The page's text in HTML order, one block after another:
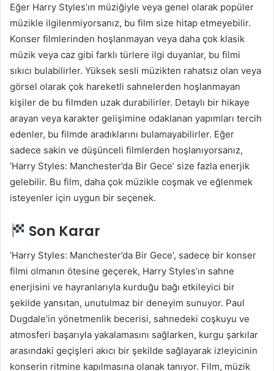
Eğer Harry Styles’ın müziğiyle veya genel olarak popüler
müzikle ilgilenmiyorsanız, bu film size hitap etmeyebilir.
Konser filmlerinden hoşlanmayan veya daha çok klasik
müzik veya caz gibi farklı türlere ilgi duyanlar, bu filmi
sıkıcı bulabilirler. Yüksek sesli müzikten rahatsız olan veya
görsel olarak çok hareketli sahnelerden hoşlanmayan
kişiler de bu filmden uzak durabilirler. Detaylı bir hikaye
arayan veya karakter gelişimine odaklanan yapımları tercih
edenler, bu filmde aradıklarını bulamayabilirler. Eğer
sadece sakin ve düşünceli filmlerden hoşlanıyorsanız,
‘Harry Styles: Manchester’da Bir Gece’ size fazla enerjik
gelebilir. Bu film, daha çok müzikle coşmak ve eğlenmek
isteyenler için uygun bir seçenek.
Son Karar
‘Harry Styles: Manchester’da Bir Gece’, sadece bir konser
filmi olmanın ötesine geçerek, Harry Styles’ın sahne
enerjisini ve hayranlarıyla kurduğu bağı etkileyici bir
şekilde yansıtan, unutulmaz bir deneyim sunuyor. Paul
Dugdale’in yönetmenlik becerisi, sahnedeki coşkuyu ve
atmosferi başarıyla yakalamasını sağlarken, kurgu şarkılar
arasındaki geçişleri akıcı bir şekilde sağlayarak izleyicinin
konserin ritmine kapılmasına olanak tanıyor. Film, müzik